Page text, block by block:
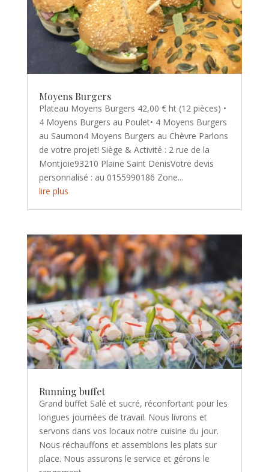
Moyens Burgers
Plateau Moyens Burgers 42,00 € ht (12 pièces) •
4 Moyens Burgers au Poulet• 4 Moyens Burgers
au Saumon4 Moyens Burgers au Chèvre Parlons
de votre projet! Siège & Activité : 2 rue de la
Montjoie93210 Plaine Saint DenisVotre devis
personnalisé : au 0155990186 Zone...
lire plus
Running buffet
Grand buffet Salé et sucré, réconfortant pour les
longues journées de travail. Nous livrons et
servons dans vos locaux notre cuisine du jour.
Nous réchauffons et assemblons les plats sur
place. Nous assurons le service et gérons le